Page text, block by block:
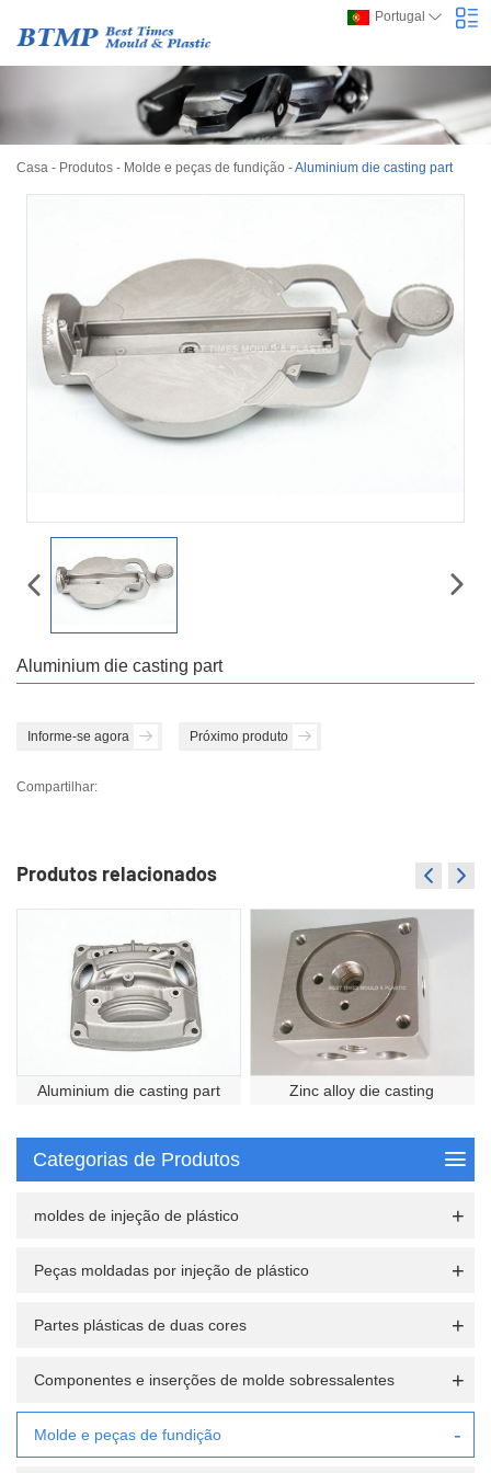
Portugal
Casa - Produtos - Molde e peças de fundição -Aluminium die casting part
Aluminium die casting part
Informe-se agora Próximo produto
Compartilhar:
Produtos relacionados
Aluminium die casting part Zinc alloy die casting
Categorias de Produtos
moldes de injeção de plástico
Peças moldadas por injeção de plástico
Partes plásticas de duas cores
Componentes e inserções de molde sobressalentes
Molde e peças de fundição